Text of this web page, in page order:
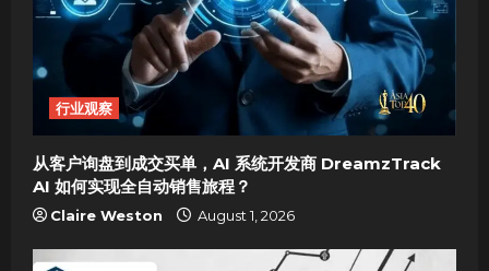
a
t
o
n
行业观察
从客户询盘到成交买单，AI 系统开发商 DreamzTrack
AI 如何实现全自动销售旅程？
Claire Weston August 1, 2026